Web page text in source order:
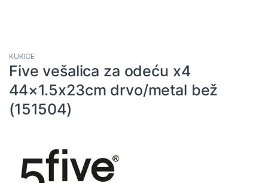
KUKICE
Five vešalica za odeću x4
44×1.5x23cm drvo/metal bež
(151504)